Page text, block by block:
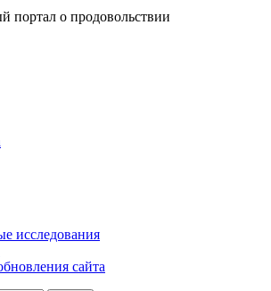
портал о продовольствии
исследования
сайта